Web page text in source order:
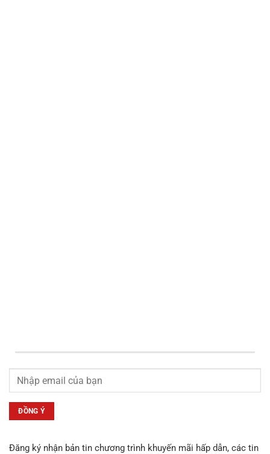
Đăng ký nhận bản tin chương trình khuyến mãi hấp dẫn, các tin